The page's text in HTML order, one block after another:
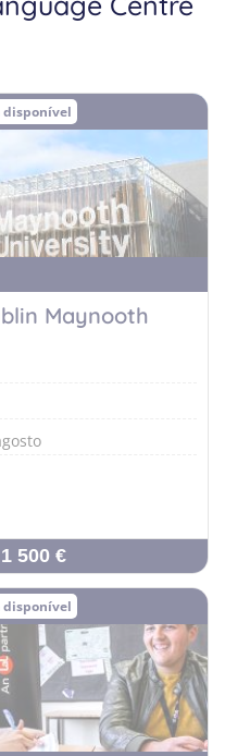
disponível
Maynooth
500 €
disponível